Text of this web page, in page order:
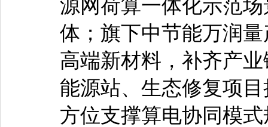
源网荷算一体化示范
体；旗下中节能万润
高端新材料，补齐产
能源站、生态修复项
方位支撑算电协同模